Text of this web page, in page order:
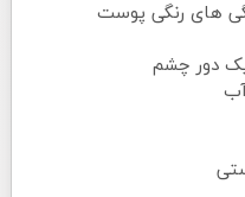
های رنگی پوست
دور چشم